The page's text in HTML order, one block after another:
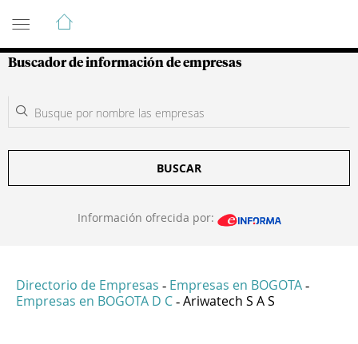
Guía de Empresas Colombianas
Buscador de información de empresas
BUSCAR
Información ofrecida por:
Directorio de Empresas - Empresas en BOGOTA -
Empresas en BOGOTA D C - Ariwatech S A S